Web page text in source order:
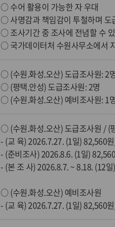
○ 수어 활용이 가능한 자 우대
○ 사명감과 책임감이 투철하며 도
○ 조사기간 중 조사에 전념할 수
○ 국가데이터처 수원사무소에서
○ (수원.화성.오산) 도급조사원: 2
○ (평택.안성) 도급조사원: 2명
○ (수원.화성.오산) 예비조사원: 1
○ (수원.화성.오산) 도급조사원 / (
- (교 육) 2026.7.27. (1일) 82,560
- (준비조사) 2026.8.6. (1일)
- (본 조 사) 2026.8.7. ~ 8.18. (12일
○ (수원.화성.오산) 예비조사원
- (교 육) 2026.7.27. (1일) 82,560